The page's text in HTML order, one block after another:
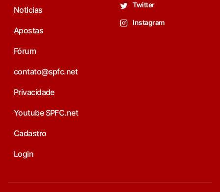
Noticias
Apostas
Fórum
contato@spfc.net
Privacidade
Youtube SPFC.net
Cadastro
Login
Twitter
Instagram